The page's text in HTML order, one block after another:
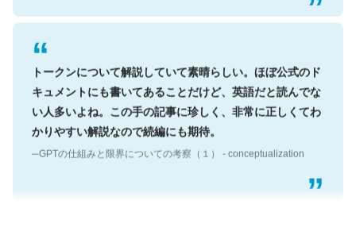
トークンについて解説していて素晴らしい。ほぼ公式のド
キュメントにも書いてあることだけど、英語だと読んでな
い人多いよね。この手の記事に珍しく、非常に正しくてわ
かりやすい解説なので続編にも期待。
─GPTの仕組みと限界についての考察（１） - conceptualization